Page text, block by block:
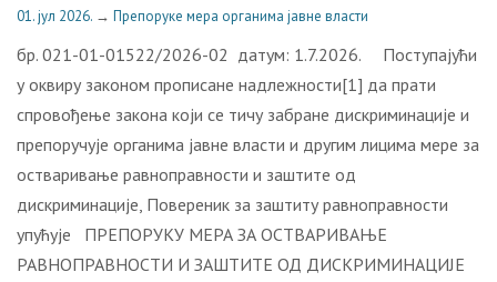
01. јул 2026. → Препоруке мера органима јавне власти
бр. 021-01-01522/2026-02 датум: 1.7.2026. Поступајући
у оквиру законом прописане надлежности[1] да прати
спровођење закона који се тичу забране дискриминације и
препоручује органима јавне власти и другим лицима мере за
остваривање равноправности и заштите од
дискриминације, Повереник за заштиту равноправности
упућује ПРЕПОРУКУ МЕРА ЗА ОСТВАРИВАЊЕ
РАВНОПРАВНОСТИ И ЗАШТИТЕ ОД ДИСКРИМИНАЦИЈЕ